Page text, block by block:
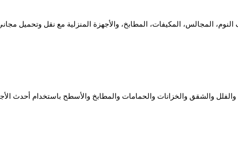
المجالس، المكيفات، المطابخ، والأجهزة المنزلية مع نقل وتحميل
والخزانات والحمامات والمطابخ والأسطح باستخدام أحدث